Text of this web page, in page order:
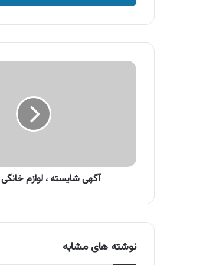
وارد
آگهی
آگهی شایسته ، لوازم
نوشته های مشابه